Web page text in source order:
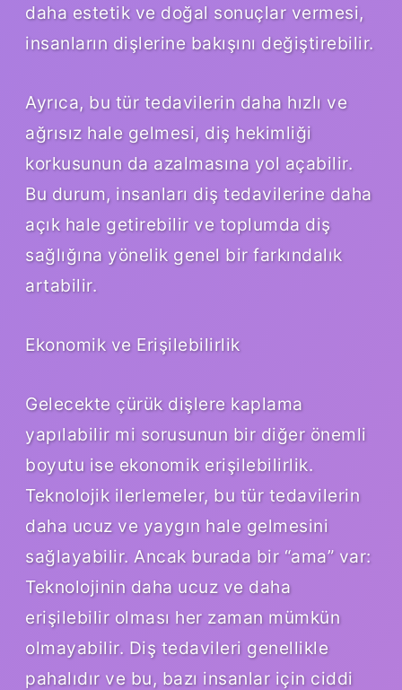
daha estetik ve doğal sonuçlar vermesi,
insanların dişlerine bakışını değiştirebilir.
Ayrıca, bu tür tedavilerin daha hızlı ve
ağrısız hale gelmesi, diş hekimliği
korkusunun da azalmasına yol açabilir.
Bu durum, insanları diş tedavilerine daha
açık hale getirebilir ve toplumda diş
sağlığına yönelik genel bir farkındalık
artabilir.
Ekonomik ve Erişilebilirlik
Gelecekte çürük dişlere kaplama
yapılabilir mi sorusunun bir diğer önemli
boyutu ise ekonomik erişilebilirlik.
Teknolojik ilerlemeler, bu tür tedavilerin
daha ucuz ve yaygın hale gelmesini
sağlayabilir. Ancak burada bir “ama” var:
Teknolojinin daha ucuz ve daha
erişilebilir olması her zaman mümkün
olmayabilir. Diş tedavileri genellikle
pahalıdır ve bu, bazı insanlar için ciddi